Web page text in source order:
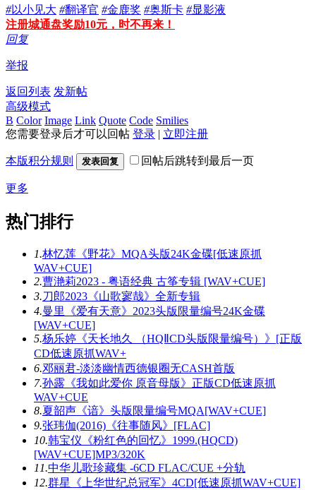
#以小见大 #翻译官 #金鹿奖 #奥斯卡 #显影液
注册城通盘奖励10元，时不再来！
回复
举报
返回列表 发新帖
高级模式
B Color Image Link Quote Code Smilies
您需要登录后才可以回帖 登录 | 立即注册
本版积分规则 发表回复 回帖后跳转到最后一页
更多
热门排行
1.林忆莲《野花》MQA头版24K金碟[低速原抓
WAV+CUE]
2.曹滟莉2023 - 粤语经典 古筝专辑 [WAV+CUE]
3.刀郎2023《山歌寥哉》全新专辑
4.曼里《爱有天意》2023头版限量编号24K金碟
[WAV+CUE]
5.杨乐婷《天长地久 （HQⅡCD头版限量编号）》[正版
CD低速原抓WAV+
6.邓丽君-淡淡幽情西德银圈无CASH首版
7.孙露《我如此爱你 原音母版》正版CD低速原抓
WAV+CUE
8.夏韶声《谙》头版限量编号MQA[WAV+CUE]
9.张玮伽(2016)《往事随风》[FLAC]
10.韩宝仪《粉红色的回忆》1999.(HQCD)
[WAV+CUE]MP3/320K
11.中华儿歌珍藏集 -6CD FLAC/CUE +分轨
12.群星《上华世纪总冠军》4CD[低速原抓WAV+CUE]